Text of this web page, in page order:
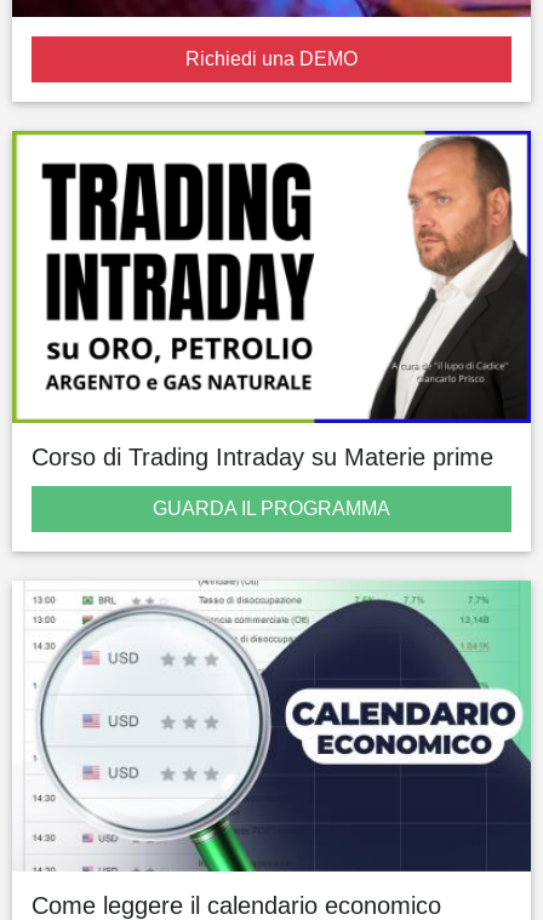
Richiedi una DEMO
Corso di Trading Intraday su Materie prime
GUARDA IL PROGRAMMA
Come leggere il calendario economico